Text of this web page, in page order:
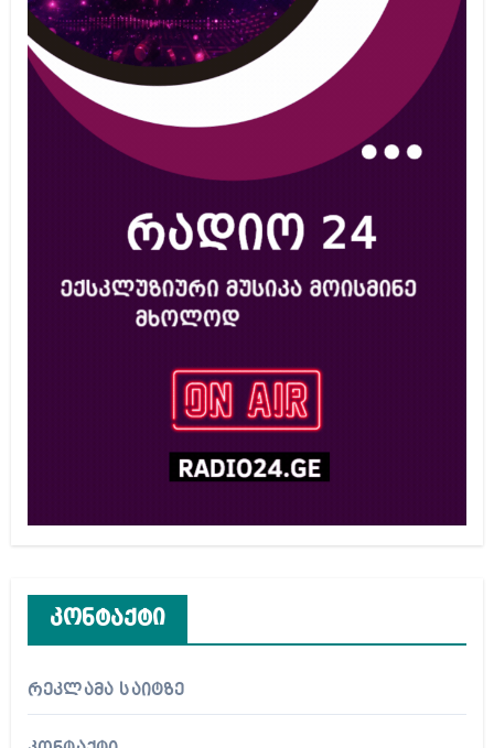
კონტაქტი
რეკლამა საიტზე